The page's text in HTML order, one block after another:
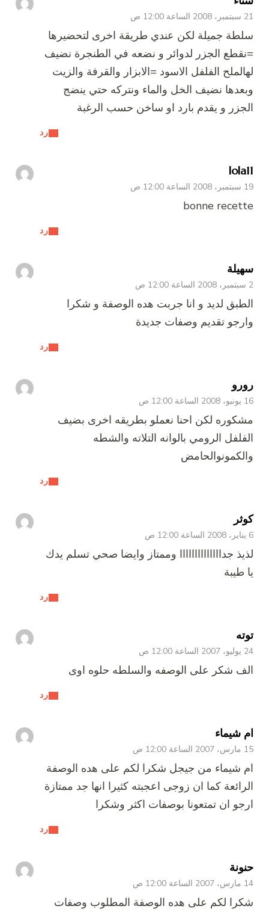
21 سبتمبر، 2008 الساعة 12:00 ص
رد
سلطة جميلة لكن عندي طريقة اخرى لتحضيرها
=نقطع الجزر لدوائر و نضعه في الطنجرة نضيف
لهالملح الفلفل الاسود =الابزار والقرفة والزيت
وبعدها نضيف الخل والماء ونتركه حتي ينضج
الجزر و يقدم بارد او ساخن حسب الرغبة
lola11
19 سبتمبر، 2008 الساعة 12:00 ص
رد
bonne recette
سهيلة
2 سبتمبر، 2008 الساعة 12:00 ص
رد
الطبق لديد و انا جربت هده الوصفة و شكرا
وارجو تقديم وصفات جديدة
رورو
16 يونيو، 2008 الساعة 12:00 ص
رد
مشكوره لكن احنا نعملو بطريقه اخرى بضيف
الفلفل الرومي بالوانه التلاته والشطه
والكمونوالحامض
كوثر
6 يناير، 2008 الساعة 12:00 ص
رد
لذيذ جداااااااااااااا وممتاز وايضا صحي تسلم يدك
يا طيبة
توته
24 يوليو، 2007 الساعة 12:00 ص
رد
الف شكر على الوصفه والسلطه حلوه اوى
ام شيماء
15 مارس، 2007 الساعة 12:00 ص
رد
ام شيماء من جيجل شكرا لكم على هده الوصفة
الرائعة كما ان زوجى اعجبته كثيرا انها جد ممتازة
ارجو ان تمتعونا بوصفات اكثر وشكرا
حنونة
14 مارس، 2007 الساعة 12:00 ص
شكرا لكم على هده الوصفة المطلوب وصفات